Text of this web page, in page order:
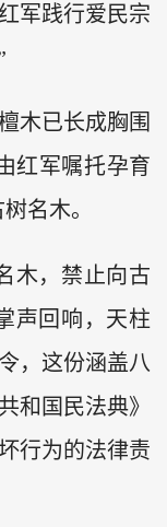
军践行爱民宗
木已长成胸围
红军嘱托孕育
名木。
木，禁止向古
声回响，天柱
，这份涵盖八
和国民法典》
行为的法律责